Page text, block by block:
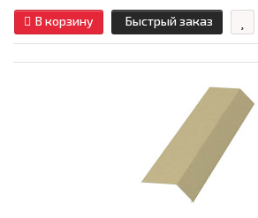
В корзину Быстрый заказ